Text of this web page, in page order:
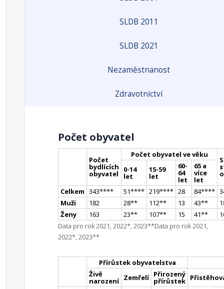
SLDB 2011
SLDB 2021
Nezaměstnanost
Zdravotnictví
Počet obyvatel
Počet
bydlících
obyvatel
Počet obyvatel ve věku
0-14
let
15-59
let
60-
64
let
65 a
více
let
Celkem 343**** 51**** 219**** 28 84****
Muži
182 28** 112** 13 43**
Ženy
163 23** 107** 15 41**
Data pro rok 2021, 2022*, 2023**Data pro rok 2021,
2022*, 2023**
Přírůstek obyvatelstva
Živě
narození Zemřelí Přirozený
přírůstek